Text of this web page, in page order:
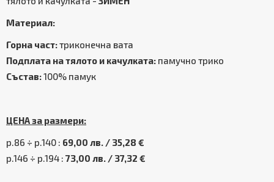
Материал:
Горна част:триконечна вата
Подплата на тялото и качулката: памучно трико
Състав:100% памук
ЦЕНА за размери:
р.86 ÷ р.140 : 69,00 лв. / 35,28 €
р.146 ÷ р.194 : 73,00 лв. / 37,32 €